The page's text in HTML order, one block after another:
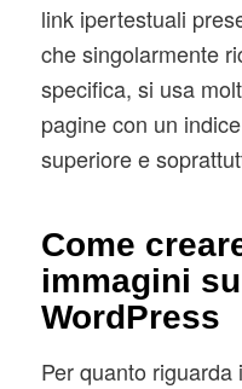
link ipertestuali
che singolarmente
specifica, si usa
pagine con un
superiore e
Come
immagini
WordPress
Per quanto